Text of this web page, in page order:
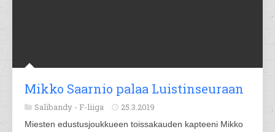
Mikko Saarnio palaa Luistinseuraan
Salibandy - F-liiga 25.3.2019
Miesten edustusjoukkueen toissakauden kapteeni Mikko